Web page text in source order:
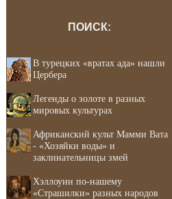
ПОИСК:
В турецких «вратах ада» нашли
Цербера
Легенды о золоте в разных
мировых культурах
Африканский культ Мамми Вата
- «Хозяйки воды» и
заклинательницы змей
Хэллоуин по-нашему
«Страшилки» разных народов